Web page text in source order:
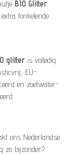
BIO Glitter
fonkelende
glitter is volledig
EU-
en zoetwater-
ons Nederlandse
zo bijzonder?